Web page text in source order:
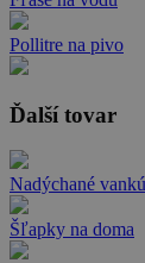
Pollitre na pivo
Ďalší tovar
Nadýchané
Šľapky na doma